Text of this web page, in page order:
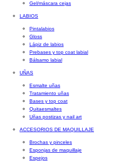
Gel/máscara cejas
LABIOS
Pintalabios
Gloss
Lápiz de labios
Prebases y top coat labial
Bálsamo labial
UÑAS
Esmalte uñas
Tratamiento uñas
Bases y top coat
Quitaesmaltes
Uñas postizas y nail art
ACCESORIOS DE MAQUILLAJE
Brochas y pinceles
Esponjas de maquillaje
Espejos